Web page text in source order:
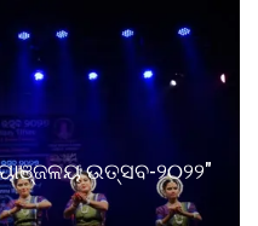
ଉତ୍ସବ-୨୦୨୨"